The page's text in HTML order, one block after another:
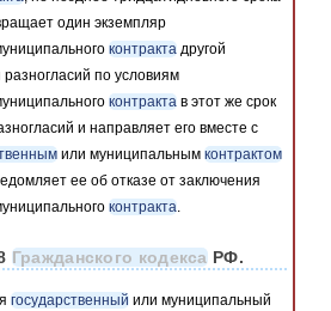
один экземпляр
контракта другой
по условиям
контракта в этот же срок
и направляет его вместе с
или муниципальным контрактом
ее об отказе от заключения
контракта.
Гражданского кодекса РФ.
государственный или муниципальный